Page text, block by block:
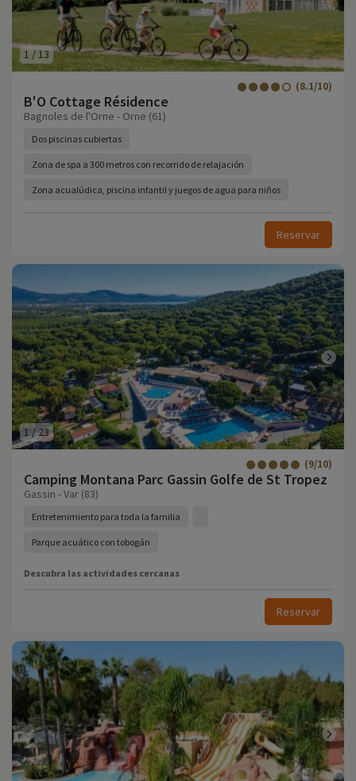
1/13
B'O Cottage Résidence
(8.1/10)
Bagnoles de l'Orne - Orne (61)
Dos piscinas cubiertas
Zona de spa a 300 metros con recorrido de relajación
Zona acualúdica, piscina infantil y juegos de agua para niños
Reservar
1 /23
Camping Montana Parc Gassin Golfe de St Tropez
(9/10)
Gassin - Var (83)
Entretenimiento para toda la familia
Parque acuático con tobogán
Descubra las actividades cercanas
Reservar